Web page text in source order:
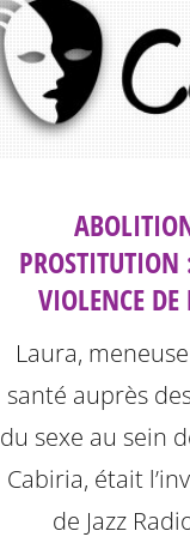
PROSTITUTION
VIOLENCE
Laura,
santé auprès
du sexe au sein
Cabiria, était
de Jazz